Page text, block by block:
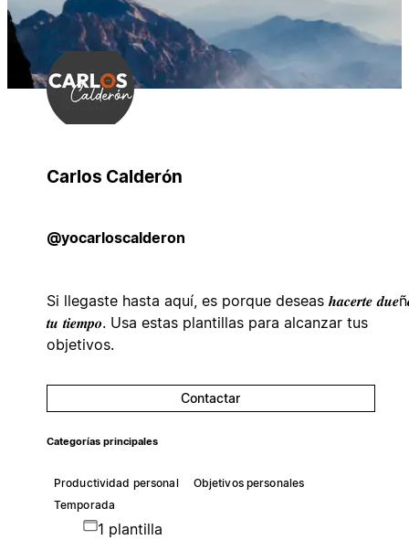
Carlos Calderón
@yocarloscalderon
Si llegaste hasta aquí, es porque deseas 𝒉𝒂𝒄𝒆𝒓𝒕𝒆
𝒕𝒖 𝒕𝒊𝒆𝒎𝒑𝒐. Usa estas plantillas para alcanzar tus
objetivos.
Contactar
Categorías principales
Productividad personal
Objetivos personales
Temporada
1 plantilla